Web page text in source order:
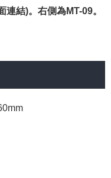
結)。右側為MT-09。